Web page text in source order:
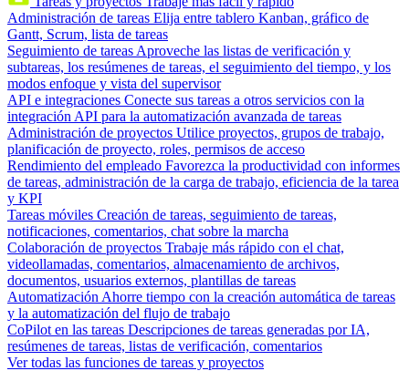
Administración de tareas Elija entre tablero Kanban, gráfico de
Gantt, Scrum, lista de tareas
Seguimiento de tareas Aproveche las listas de verificación y
subtareas, los resúmenes de tareas, el seguimiento del tiempo, y los
modos enfoque y vista del supervisor
API e integraciones Conecte sus tareas a otros servicios con la
integración API para la automatización avanzada de tareas
Administración de proyectos Utilice proyectos, grupos de trabajo,
planificación de proyecto, roles, permisos de acceso
Rendimiento del empleado Favorezca la productividad con informes
de tareas, administración de la carga de trabajo, eficiencia de la tarea
y KPI
Tareas móviles Creación de tareas, seguimiento de tareas,
notificaciones, comentarios, chat sobre la marcha
Colaboración de proyectos Trabaje más rápido con el chat,
videollamadas, comentarios, almacenamiento de archivos,
documentos, usuarios externos, plantillas de tareas
Automatización Ahorre tiempo con la creación automática de tareas
y la automatización del flujo de trabajo
CoPilot en las tareas Descripciones de tareas generadas por IA,
resúmenes de tareas, listas de verificación, comentarios
Ver todas las funciones de tareas y proyectos